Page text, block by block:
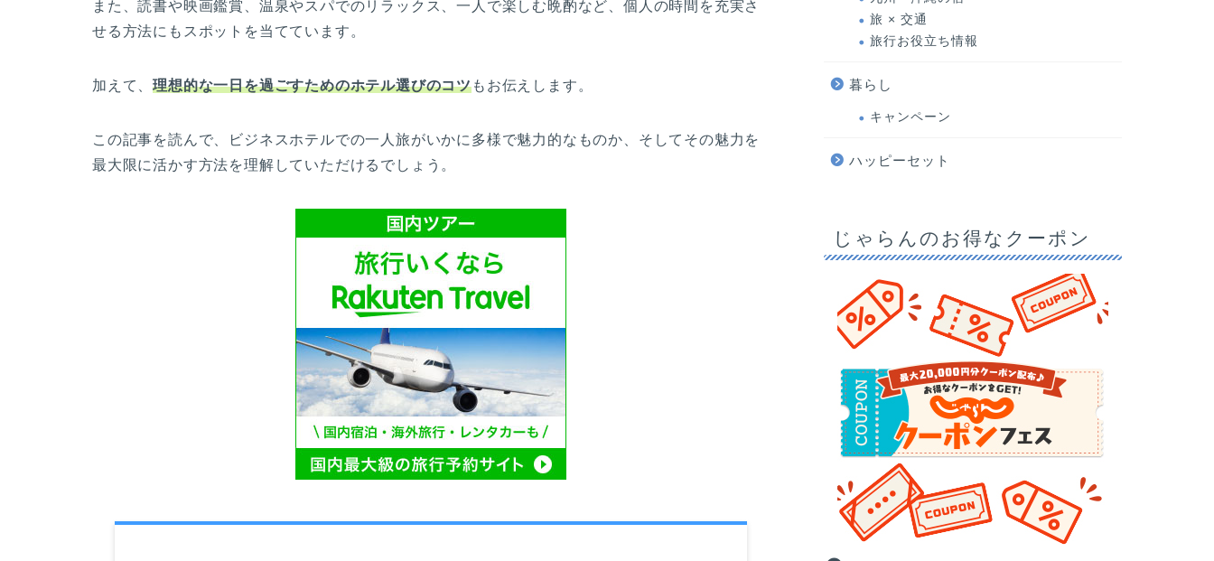
また、読書や映画鑑賞、温泉やスパでのリラックス、一人で楽しむ晩酌など、個人の時間を充実さ
せる方法にもスポットを当てています。
加えて、理想的な一日を過ごすためのホテル選びのコツもお伝えします。
この記事を読んで、ビジネスホテルでの一人旅がいかに多様で魅力的なものか、そしてその魅力を
最大限に活かす方法を理解していただけるでしょう。
旅 × 交通
旅行お役立ち情報
暮らし
キャンペーン
ハッピーセット
じゃらんのお得なクーポン